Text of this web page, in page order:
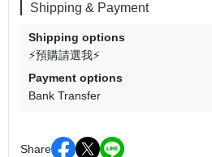
Shipping & Payment
Shipping options
⚡預購請選我⚡
Payment options
Bank Transfer
Share